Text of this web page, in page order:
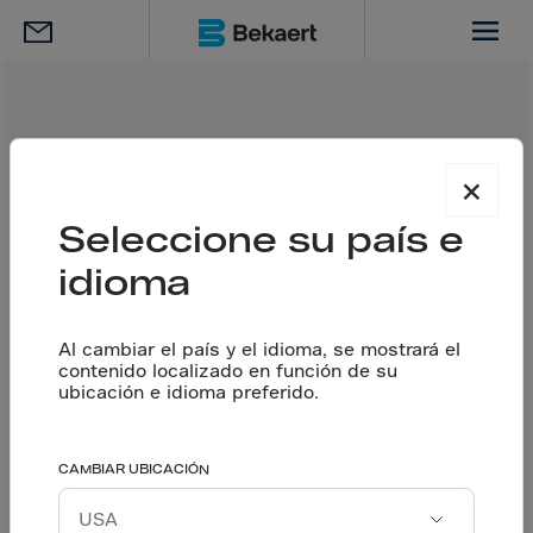
×
Seleccione su país e
idioma
Al cambiar el país y el idioma, se mostrará el
contenido localizado en función de su
ubicación e idioma preferido.
CAMBIAR UBICACIÓN
concreto
fibras de acero